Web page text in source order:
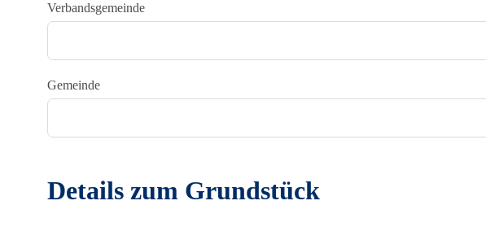
Verbandsgemeinde
Gemeinde
Details zum Grundstück